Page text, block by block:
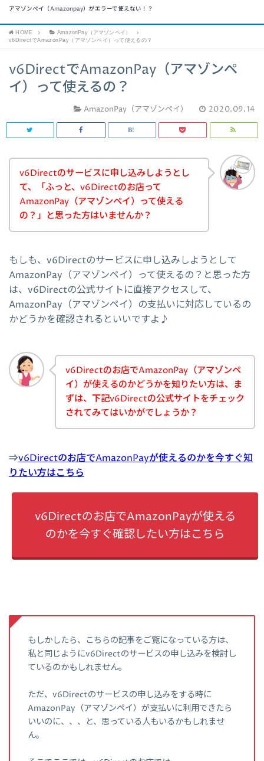
アマゾンペイ（Amazonpay）がエラーで使えない！？
HOME
AmazonPay（アマゾンペイ）
v6DirectでAmazonPay（アマゾンペイ）って使えるの？
v6DirectでAmazonPay（アマゾンペ
イ）って使えるの？
AmazonPay（アマゾンペイ） 2020.09.14
v6Directのサービスに申し込みしようとし
て、「ふっと、v6Directのお店って
AmazonPay（アマゾンペイ）って使える
の？」と思った方はいませんか？
もしも、v6Directのサービスに申し込みしようとして
AmazonPay（アマゾンペイ）って使えるの？と思った方
は、v6Directの公式サイトに直接アクセスして、
AmazonPay（アマゾンペイ）の支払いに対応しているの
かどうかを確認されるといいですよ♪
v6Directのお店でAmazonPay（アマゾンペ
イ）が使えるのかどうかを知りたい方は、ま
ずは、下記v6Directの公式サイトをチェック
されてみてはいかがでしょうか？
⇒v6Directのお店でAmazonPayが使えるのかを今すぐ知
りたい方はこちら
v6Directのお店でAmazonPayが使える
のかを今すぐ確認したい方はこちら
もしかしたら、こちらの記事をご覧になっている方は、
私と同じようにv6Directのサービスの申し込みを検討し
ているのかもしれません。
ただ、v6Directのサービスの申し込みをする時に
AmazonPay（アマゾンペイ）が支払いに利用できたら
いいのに、、、と、思っている人もいるかもしれませ
ん。